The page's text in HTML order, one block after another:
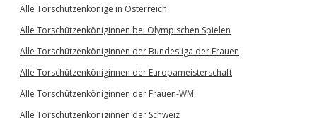
Alle Torschützenkönige in Österreich
Alle Torschützenköniginnen bei Olympischen Spielen
Alle Torschützenköniginnen der Bundesliga der Frauen
Alle Torschützenköniginnen der Europameisterschaft
Alle Torschützenköniginnen der Frauen-WM
Alle Torschützenköniginnen der Schweiz